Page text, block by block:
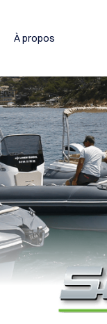
À propos